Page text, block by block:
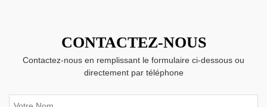
CONTACTEZ-NOUS
Contactez-nous en remplissant le formulaire ci-dessous ou
directement par téléphone